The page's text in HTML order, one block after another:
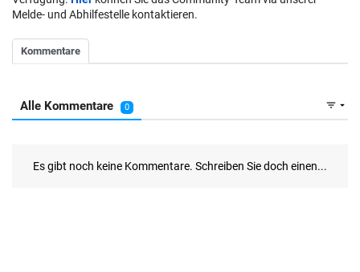
Melde- und Abhilfestelle kontaktieren.